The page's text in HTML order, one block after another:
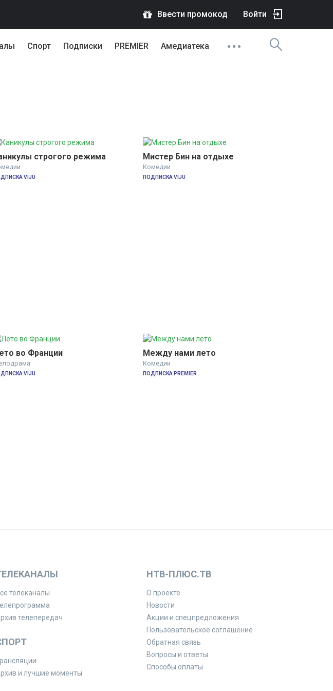
Ввести промокод Войти
Спорт Подписки PREMIER Амедиатека
строгого режима
VIJU
Мистер Бин на отдыхе
Комедии
ПОДПИСКА VIJU
во Франции
VIJU
Между нами лето
Комедии
ПОДПИСКА PREMIER
телеканалы
телепередач
и лучшие моменты
НТВ-ПЛЮС.ТВ
О проекте
Новости
Акции и спецпредложения
Пользовательское соглашение
Обратная связь
Вопросы и ответы
Способы оплаты